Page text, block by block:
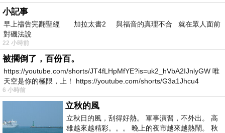
小記事
早上禱告完翻聖經 加拉太書2 與福音的真理不合 就在眾人面前
對磯法說
22 小時前
被擱倒了，百份百。
https://youtube.com/shorts/JT4fLHpMfYE?is=uk2_hVbA2IJnlyGW 唯
天空是你的極限，上！ https://youtube.com/shorts/G3a1Jhcu4
6 小時前
立秋的風
立秋日的風，刮得好熱。 軍事演習，不外出。 高
雄越來越精彩。。。 晚上的夜市越來越熱鬧。 秋